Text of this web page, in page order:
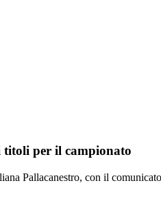
titoli per il campionato
Pallacanestro, con il